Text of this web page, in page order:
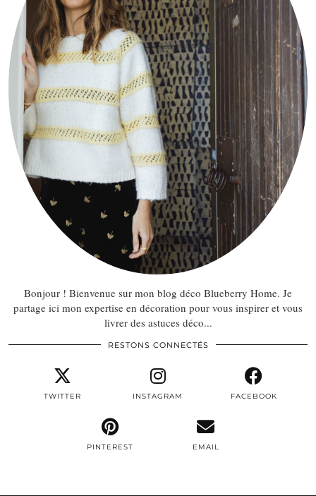
Bonjour ! Bienvenue sur mon blog déco Blueberry Home. Je
partage ici mon expertise en décoration pour vous inspirer et vous
livrer des astuces déco...
RESTONS CONNECTÉS
TWITTER INSTAGRAM FACEBOOK
PINTEREST EMAIL